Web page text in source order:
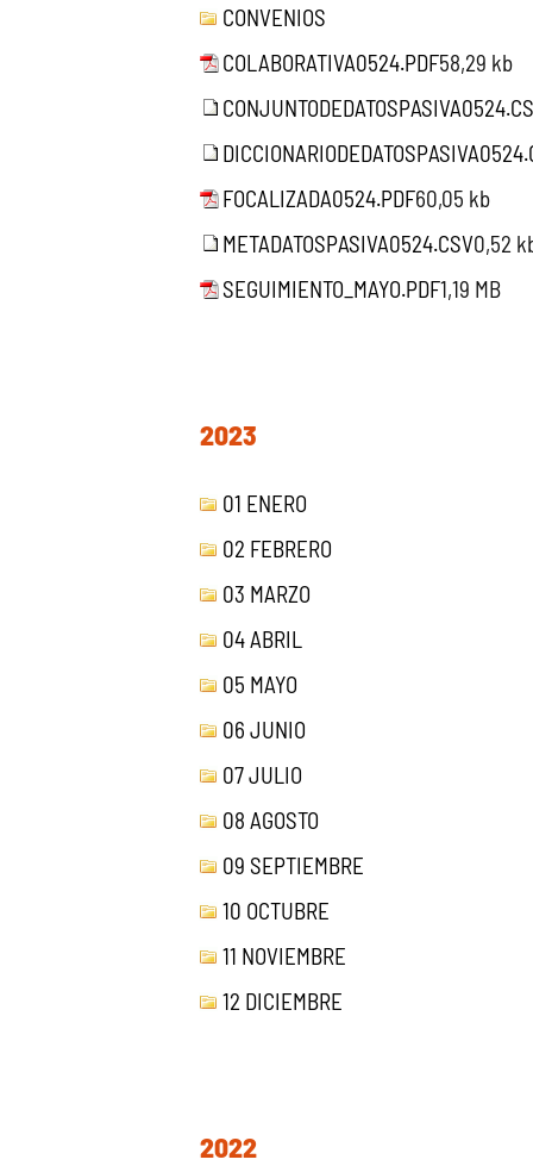
CONVENIOS
COLABORATIVA0524.PDF58,29 kb
FOCALIZADA0524.PDF60,05 kb
METADATOSPASIVA0524.CSV0,52
SEGUIMIENTO_MAYO.PDF1,19 MB
2023
01 ENERO
02 FEBRERO
03 MARZO
04 ABRIL
05 MAYO
06 JUNIO
07 JULIO
08 AGOSTO
09 SEPTIEMBRE
10 OCTUBRE
11 NOVIEMBRE
12 DICIEMBRE
2022